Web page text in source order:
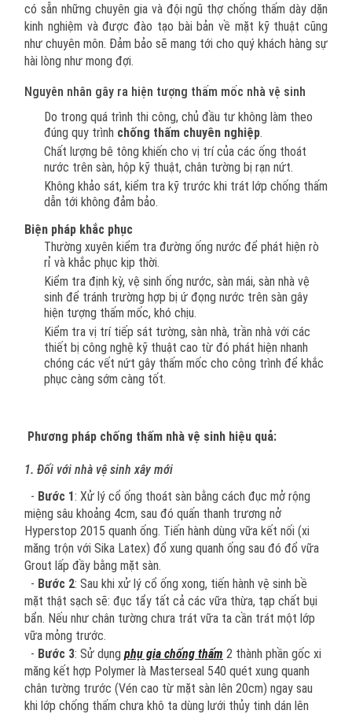
có sẵn những chuyên gia và đội ngũ thợ chống thấm dày dặn
kinh nghiệm và được đào tạo bài bản về mặt kỹ thuật cũng
như chuyên môn. Đảm bảo sẽ mang tới cho quý khách hàng sự
hài lòng như mong đợi.
Nguyên nhân gây ra hiện tượng thấm mốc nhà vệ sinh
Do trong quá trình thi công, chủ đầu tư không làm theo
đúng quy trình chống thấm chuyên nghiệp.
Chất lượng bê tông khiến cho vị trí của các ống thoát
nước trên sàn, hộp kỹ thuật, chân tường bị rạn nứt.
Không khảo sát, kiểm tra kỹ trước khi trát lớp chống thấm
dẫn tới không đảm bảo.
Biện pháp khắc phục
Thường xuyên kiểm tra đường ống nước để phát hiện rò
rỉ và khắc phục kịp thời.
Kiểm tra định kỳ, vệ sinh ống nước, sàn mái, sàn nhà vệ
sinh để tránh trường hợp bị ứ đọng nước trên sàn gây
hiện tượng thấm mốc, khó chịu.
Kiểm tra vị trí tiếp sát tường, sàn nhà, trần nhà với các
thiết bị công nghệ kỹ thuật cao từ đó phát hiện nhanh
chóng các vết nứt gây thấm mốc cho công trình để khắc
phục càng sớm càng tốt.
Phương pháp chống thấm nhà vệ sinh hiệu quả:
1. Đối với nhà vệ sinh xây mới
- Bước 1: Xử lý cổ ống thoát sàn bằng cách đục mở rộng
miệng sâu khoảng 4cm, sau đó quấn thanh trương nở
Hyperstop 2015 quanh ống. Tiến hành dùng vữa kết nối (xi
măng trộn với Sika Latex) đổ xung quanh ống sau đó đổ vữa
Grout lấp đầy bằng mặt sàn.
- Bước 2: Sau khi xử lý cổ ống xong, tiến hành vệ sinh bề
mặt thật sạch sẽ: đục tẩy tất cả các vữa thừa, tạp chất bụi
bẩn. Nếu như chân tường chưa trát vữa ta cần trát một lớp
vữa mỏng trước.
- Bước 3: Sử dụng phụ gia chống thấm 2 thành phần gốc xi
măng kết hợp Polymer là Masterseal 540 quét xung quanh
chân tường trước (Vén cao từ mặt sàn lên 20cm) ngay sau
khi lớp chống thấm chưa khô ta dùng lưới thủy tinh dán lên